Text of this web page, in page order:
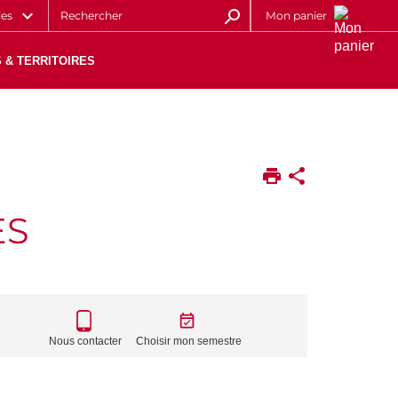
Mon panier
& TERRITOIRES
CALL
TO
Nous contacter Choisir mon semestre